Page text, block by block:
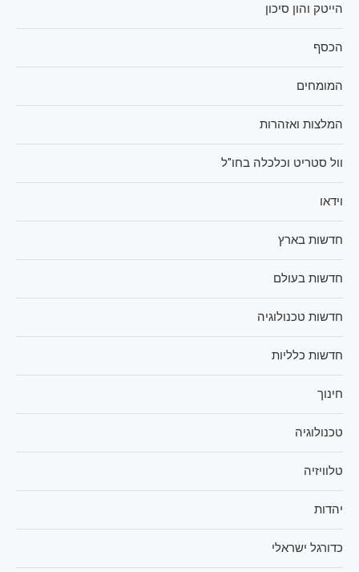
הייטק והון סיכון
הכסף
המומחים
המלצות ואזהרות
וול סטריט וכלכלה בחו"ל
וידאו
חדשות בארץ
חדשות בעולם
חדשות טכנולוגיה
חדשות כלליות
חינוך
טכנולוגיה
טלוויזיה
יהדות
כדורגל ישראלי